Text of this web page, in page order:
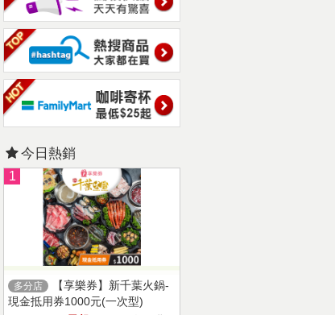
今日熱銷
1
多分店
【享樂券】新千葉火鍋-
現金抵用券1000元(一次型)